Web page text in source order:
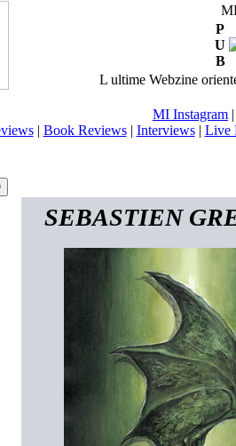
P
U
B
L ultime Webzine
MI Instagram
| Book Reviews| Interviews| Live
SEBASTIEN